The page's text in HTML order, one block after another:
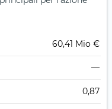
60,41 Mio €
—
0,87